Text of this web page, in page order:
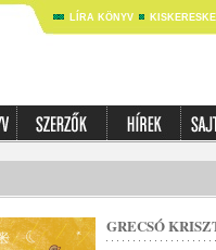
LÍRA KÖNYV
GRECSÓ